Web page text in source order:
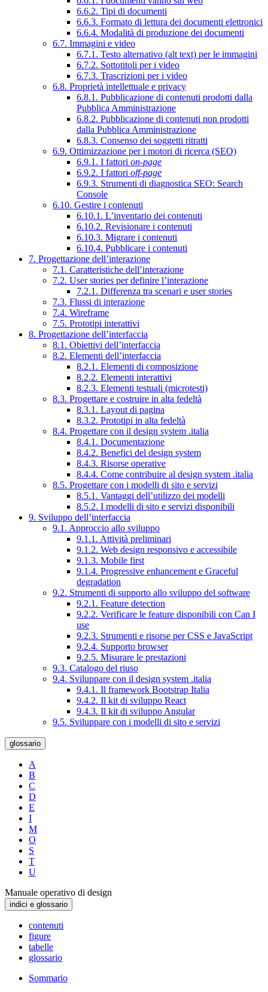
6.6.2. Tipi di documenti
6.6.3. Formato di lettura dei documenti elettronici
6.6.4. Modalità di produzione dei documenti
6.7. Immagini e video
6.7.1. Testo alternativo (alt text) per le immagini
6.7.2. Sottotitoli per i video
6.7.3. Trascrizioni per i video
6.8. Proprietà intellettuale e privacy
6.8.1. Pubblicazione di contenuti prodotti dalla
Pubblica Amministrazione
6.8.2. Pubblicazione di contenuti non prodotti
dalla Pubblica Amministrazione
6.8.3. Consenso dei soggetti ritratti
6.9. Ottimizzazione per i motori di ricerca (SEO)
6.9.1. I fattori on-page
6.9.2. I fattori off-page
6.9.3. Strumenti di diagnostica SEO: Search
Console
6.10. Gestire i contenuti
6.10.1. L’inventario dei contenuti
6.10.2. Revisionare i contenuti
6.10.3. Migrare i contenuti
6.10.4. Pubblicare i contenuti
7. Progettazione dell’interazione
7.1. Caratteristiche dell’interazione
7.2. User stories per definire l’interazione
7.2.1. Differenza tra scenari e user stories
7.3. Flussi di interazione
7.4. Wireframe
7.5. Prototipi interattivi
8. Progettazione dell’interfaccia
8.1. Obiettivi dell’interfaccia
8.2. Elementi dell’interfaccia
8.2.1. Elementi di composizione
8.2.2. Elementi interattivi
8.2.3. Elementi testuali (microtesti)
8.3. Progettare e costruire in alta fedeltà
8.3.1. Layout di pagina
8.3.2. Prototipi in alta fedeltà
8.4. Progettare con il design system .italia
8.4.1. Documentazione
8.4.2. Benefici del design system
8.4.3. Risorse operative
8.4.4. Come contribuire al design system .italia
8.5. Progettare con i modelli di sito e servizi
8.5.1. Vantaggi dell’utilizzo dei modelli
8.5.2. I modelli di sito e servizi disponibili
9. Sviluppo dell’interfaccia
9.1. Approccio allo sviluppo
9.1.1. Attività preliminari
9.1.2. Web design responsivo e accessibile
9.1.3. Mobile first
9.1.4. Progressive enhancement e Graceful
degradation
9.2. Strumenti di supporto allo sviluppo del software
9.2.1. Feature detection
9.2.2. Verificare le feature disponibili con Can I
use
9.2.3. Strumenti e risorse per CSS e JavaScript
9.2.4. Supporto browser
9.2.5. Misurare le prestazioni
9.3. Catalogo del riuso
9.4. Sviluppare con il design system .italia
9.4.1. Il framework Bootstrap Italia
9.4.2. Il kit di sviluppo React
9.4.3. Il kit di sviluppo Angular
9.5. Sviluppare con i modelli di sito e servizi
glossario
A
B
C
D
E
I
M
O
S
T
U
Manuale operativo di design
indici e glossario
contenuti
figure
tabelle
glossario
Sommario